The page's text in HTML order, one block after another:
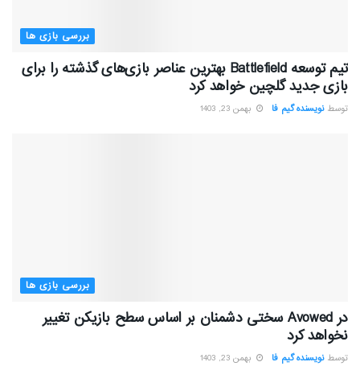
بررسی بازی ها
تیم توسعه Battlefield بهترین عناصر بازی‌های گذشته را برای
بازی جدید گلچین خواهد کرد
توسط نویسنده گیم فا بهمن 23, 1403
بررسی بازی ها
در Avowed سختی دشمنان بر اساس سطح بازیکن تغییر
نخواهد کرد
توسط نویسنده گیم فا بهمن 23, 1403